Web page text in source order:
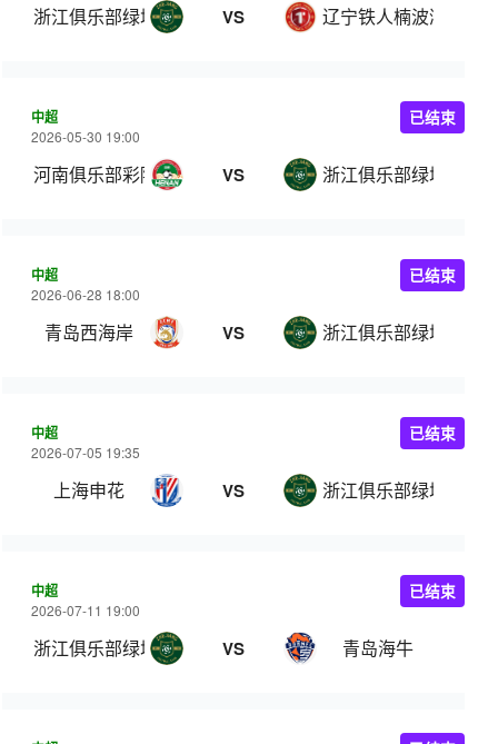
浙江俱乐部绿城 VS 辽宁铁人楠波湾
中超
2026-05-30 19:00
河南俱乐部彩陶坊 VS 浙江俱乐部绿城
已结束
中超
2026-06-28 18:00
青岛西海岸 VS 浙江俱乐部绿城
已结束
中超
2026-07-05 19:35
上海申花 VS 浙江俱乐部绿城
已结束
中超
2026-07-11 19:00
浙江俱乐部绿城 VS 青岛海牛
已结束